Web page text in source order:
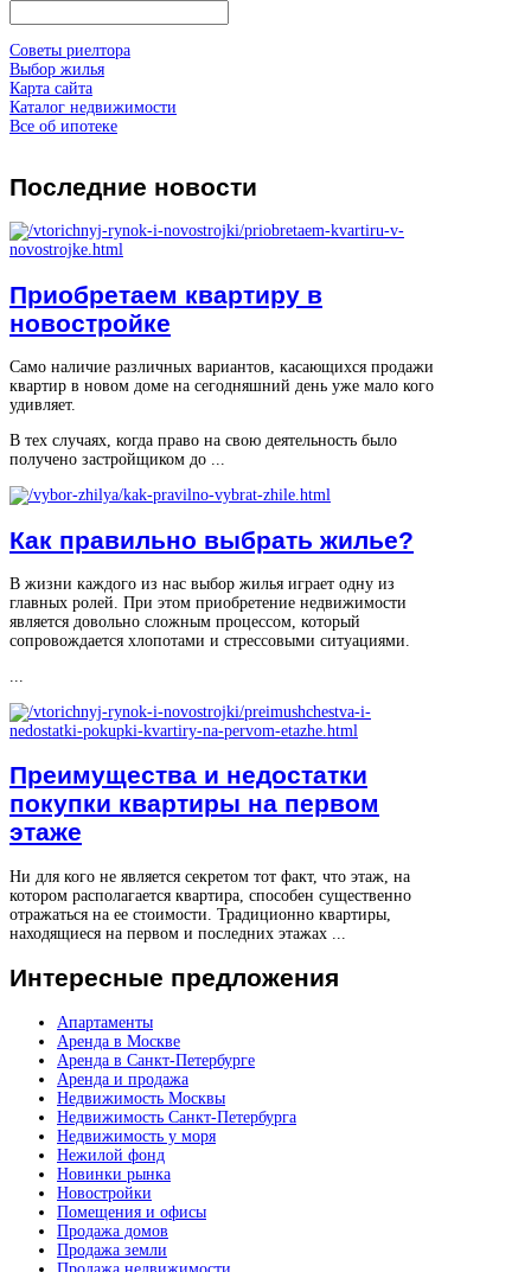
Советы риелтора
Выбор жилья
Карта сайта
Каталог недвижимости
Все об ипотеке
Последние новости
Приобретаем квартиру в
новостройке
Само наличие различных вариантов, касающихся продажи
квартир в новом доме на сегодняшний день уже мало кого
удивляет.
В тех случаях, когда право на свою деятельность было
получено застройщиком до ...
Как правильно выбрать жилье?
В жизни каждого из нас выбор жилья играет одну из
главных ролей. При этом приобретение недвижимости
является довольно сложным процессом, который
сопровождается хлопотами и стрессовыми ситуациями.
...
Преимущества и недостатки
покупки квартиры на первом
этаже
Ни для кого не является секретом тот факт, что этаж, на
котором располагается квартира, способен существенно
отражаться на ее стоимости. Традиционно квартиры,
находящиеся на первом и последних этажах ...
Интересные предложения
Апартаменты
Аренда в Москве
Аренда в Санкт-Петербурге
Аренда и продажа
Недвижимость Москвы
Недвижимость Санкт-Петербурга
Недвижимость у моря
Нежилой фонд
Новинки рынка
Новостройки
Помещения и офисы
Продажа домов
Продажа земли